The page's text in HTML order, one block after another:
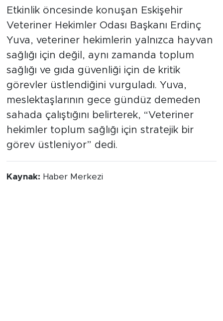
Etkinlik öncesinde konuşan Eskişehir
Veteriner Hekimler Odası Başkanı Erdinç
Yuva, veteriner hekimlerin yalnızca hayvan
sağlığı için değil, aynı zamanda toplum
sağlığı ve gıda güvenliği için de kritik
görevler üstlendiğini vurguladı. Yuva,
meslektaşlarının gece gündüz demeden
sahada çalıştığını belirterek, “Veteriner
hekimler toplum sağlığı için stratejik bir
görev üstleniyor” dedi.
Kaynak: Haber Merkezi